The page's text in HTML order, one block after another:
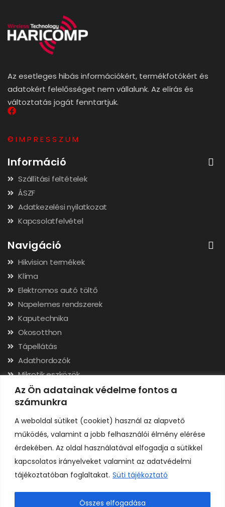
Az Ön adatainak védelme fontos a
számunkra
A weboldal sütiket (cookiet) használ az alapvető
működés, valamint a jobb felhasználói élmény elérése
érdekében. Az oldal használatával elfogadja a sütikkel
kapcsolatos irányelveket valamint az adatvédelmi
tájékoztatóban foglaltakat. Süti tájékoztató
Összes elfogadása
Az esetleges hibás információkért, termékfotókért és
adatokért felelősséget nem vállalunk. Az elírás és
változtatás jogát fenntartjuk.
© I M P R E S S Z U M
Információ
Szállítási feltételek
ÁSZF
Adatkezelési nyilatkozat
Kapcsolatfelvétel
Navigáció
Hikvision termékek
Klíma
Elektromos autó töltő
Napelemes rendszerek
Kaputechnika
Okosotthon
Tápellátás
Adathordozók
Mikrotik eszközök
Hálózati kábelek, csatlakozók
Szerszámok
Elérhetőségek
Adószám: 24323257-2-02
Cégjegyzékszám: 02-09-079991
Bankszámla: 11731001-23136207